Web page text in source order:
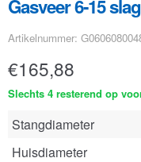
Toepassingen
Klantenservice
FAQ
Gasveer 6-15
Artikelnummer:
€165,88
Slechts 4 resterend op
Stangdiameter
Huisdiameter